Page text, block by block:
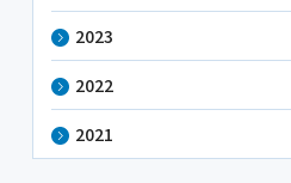
2023
2022
2021